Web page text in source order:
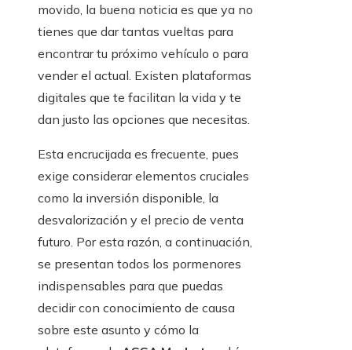
movido, la buena noticia es que ya no
tienes que dar tantas vueltas para
encontrar tu próximo vehículo o para
vender el actual. Existen plataformas
digitales que te facilitan la vida y te
dan justo las opciones que necesitas.
Esta encrucijada es frecuente, pues
exige considerar elementos cruciales
como la inversión disponible, la
desvalorización y el precio de venta
futuro. Por esta razón, a continuación,
se presentan todos los pormenores
indispensables para que puedas
decidir con conocimiento de causa
sobre este asunto y cómo la